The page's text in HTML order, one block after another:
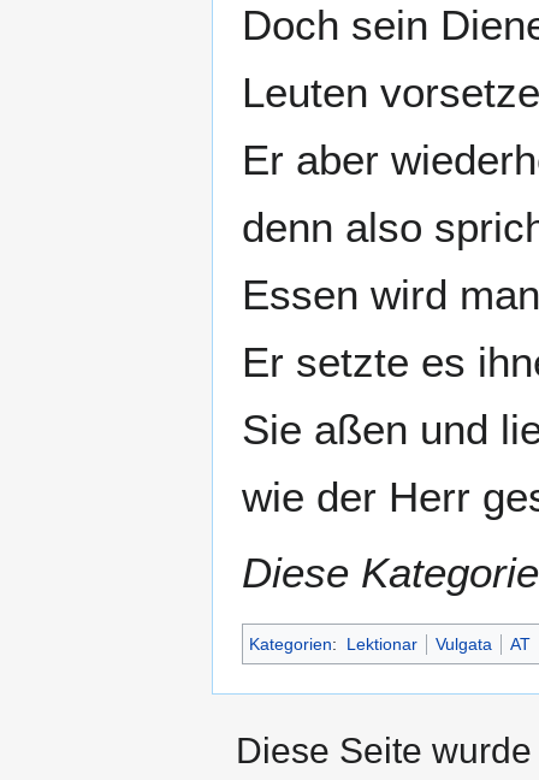
Doch sein
Leuten
Er aber
denn also
Essen wird
Er setzte es
Sie aßen und
wie der Herr
Diese
Kategorien: Lektionar Vulgata AT
Diese Seite